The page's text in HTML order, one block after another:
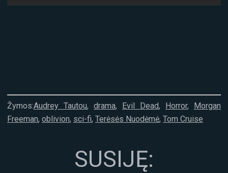
Žymos:Audrey Tautou, drama, Evil Dead, Horror, Morgan
Freeman, oblivion, sci-fi, Terėsės Nuodėmė, Tom Cruise
SUSIJĘ: